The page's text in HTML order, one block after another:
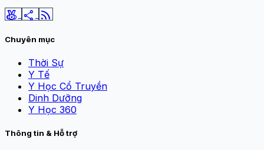
social_leaderboard share rss_feed
Chuyên mục
Thời Sự
Y Tế
Y Học Cổ Truyền
Dinh Dưỡng
Y Học 360
Thông tin & Hỗ trợ